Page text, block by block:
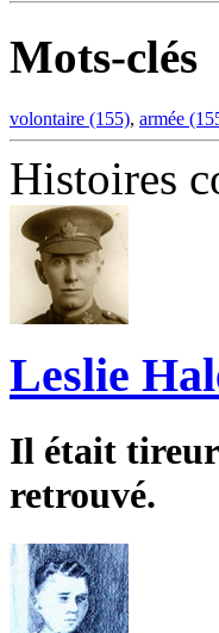
Mots-clés
volontaire (155), armée
Histoires
Leslie
Il était tireur
retrouvé.